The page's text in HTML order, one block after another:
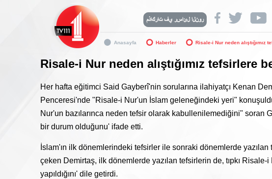
Anasayfa Haberler Risale-i Nur neden alıştığımız
Risale-i Nur neden alıştığımız tefsirlere
Her hafta eğitimci Said Gayberî'nin sorularına ilahiyatçı Kenan
Penceresi'nde "Risale-i Nur'un İslam geleneğindeki yeri"
Nur'un bazılarınca neden tefsir olarak kabullenilemediğini" soran
bir durum olduğunu' ifade etti.
İslam'ın ilk dönemlerindeki tefsirler ile sonraki dönemlerde
çeken Demirtaş, ilk dönemlerde yazılan tefsirlerin de, tıpkı
yapıldığını' dile getirdi.